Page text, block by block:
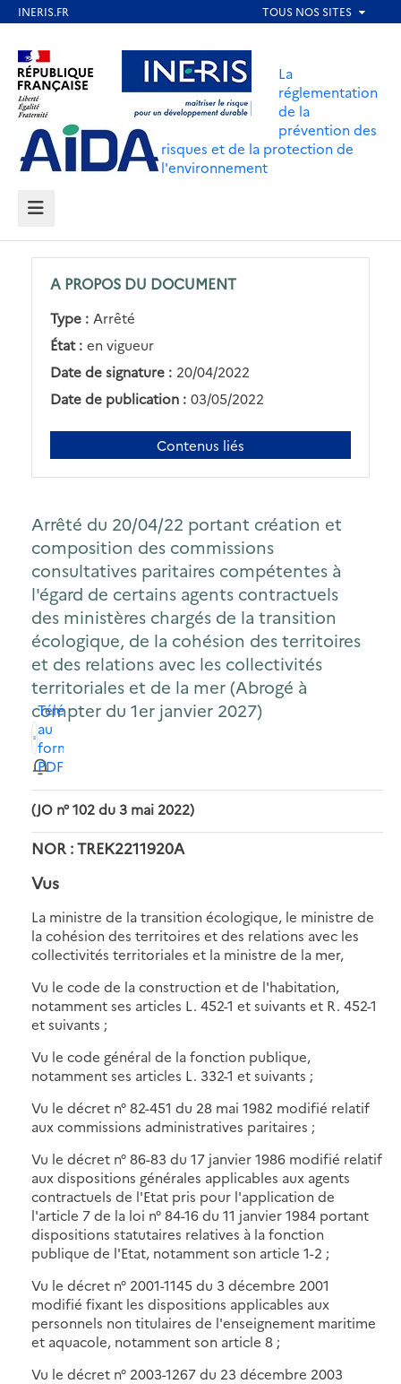
contenu
principal
Aller au contenu Aller au menu
Aller au pied de page
La
réglementation
de la
prévention des
risques et de la protection de
l'environnement
MENU
A PROPOS DU DOCUMENT
Type : Arrêté
État : en vigueur
Date de signature : 20/04/2022
Date de publication : 03/05/2022
Contenus liés
Arrêté du 20/04/22 portant création et
composition des commissions
consultatives paritaires compétentes à
l'égard de certains agents contractuels
des ministères chargés de la transition
écologique, de la cohésion des territoires
et des relations avec les collectivités
territoriales et de la mer (Abrogé à
compter du 1er janvier 2027)
Télécharger
au
format
PDF
(JO n° 102 du 3 mai 2022)
NOR : TREK2211920A
Vus
La ministre de la transition écologique, le ministre de
la cohésion des territoires et des relations avec les
collectivités territoriales et la ministre de la mer,
Vu le code de la construction et de l'habitation,
notamment ses articles L. 452-1 et suivants et R. 452-1
et suivants ;
Vu le code général de la fonction publique,
notamment ses articles L. 332-1 et suivants ;
Vu le décret n° 82-451 du 28 mai 1982 modifié relatif
aux commissions administratives paritaires ;
Vu le décret n° 86-83 du 17 janvier 1986 modifié relatif
aux dispositions générales applicables aux agents
contractuels de l'Etat pris pour l'application de
l'article 7 de la loi n° 84-16 du 11 janvier 1984 portant
dispositions statutaires relatives à la fonction
publique de l'Etat, notamment son article 1-2 ;
Vu le décret n° 2001-1145 du 3 décembre 2001
modifié fixant les dispositions applicables aux
personnels non titulaires de l'enseignement maritime
et aquacole, notamment son article 8 ;
Vu le décret n° 2003-1267 du 23 décembre 2003